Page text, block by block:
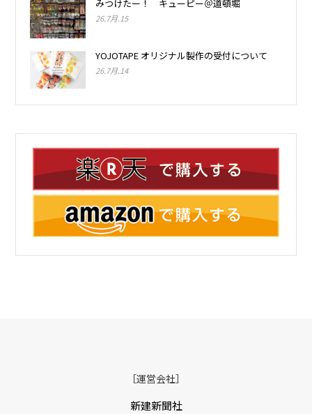
みつけたー！ キューピー＠道頓堀
26.7月.15
YOJOTAPE オリジナル製作の受付について
26.7月.14
［運営会社］
新建新聞社